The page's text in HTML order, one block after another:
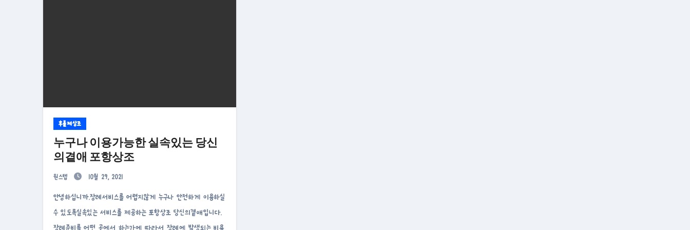
후불제상조
누구나 이용가능한 실속있는 당신
의곁애 포항상조
원스텝 10월 29, 2021
안녕하십니까.장례서비스를 어렵지않게 누구나 안전하게 이용하실
수 있도록실속있는 서비스를 제공하는 포항상조 당신의곁애입니다.
장례준비를 어떤 곳에서 하는가에 따라서 장례에 발생되는 비용